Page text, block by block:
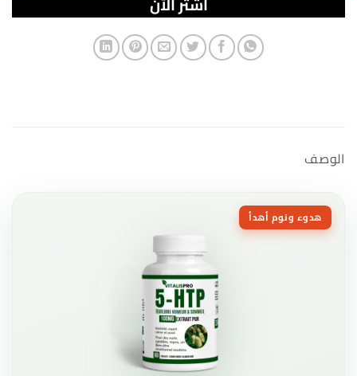
الوصف
هدوء ونوم أهدأ